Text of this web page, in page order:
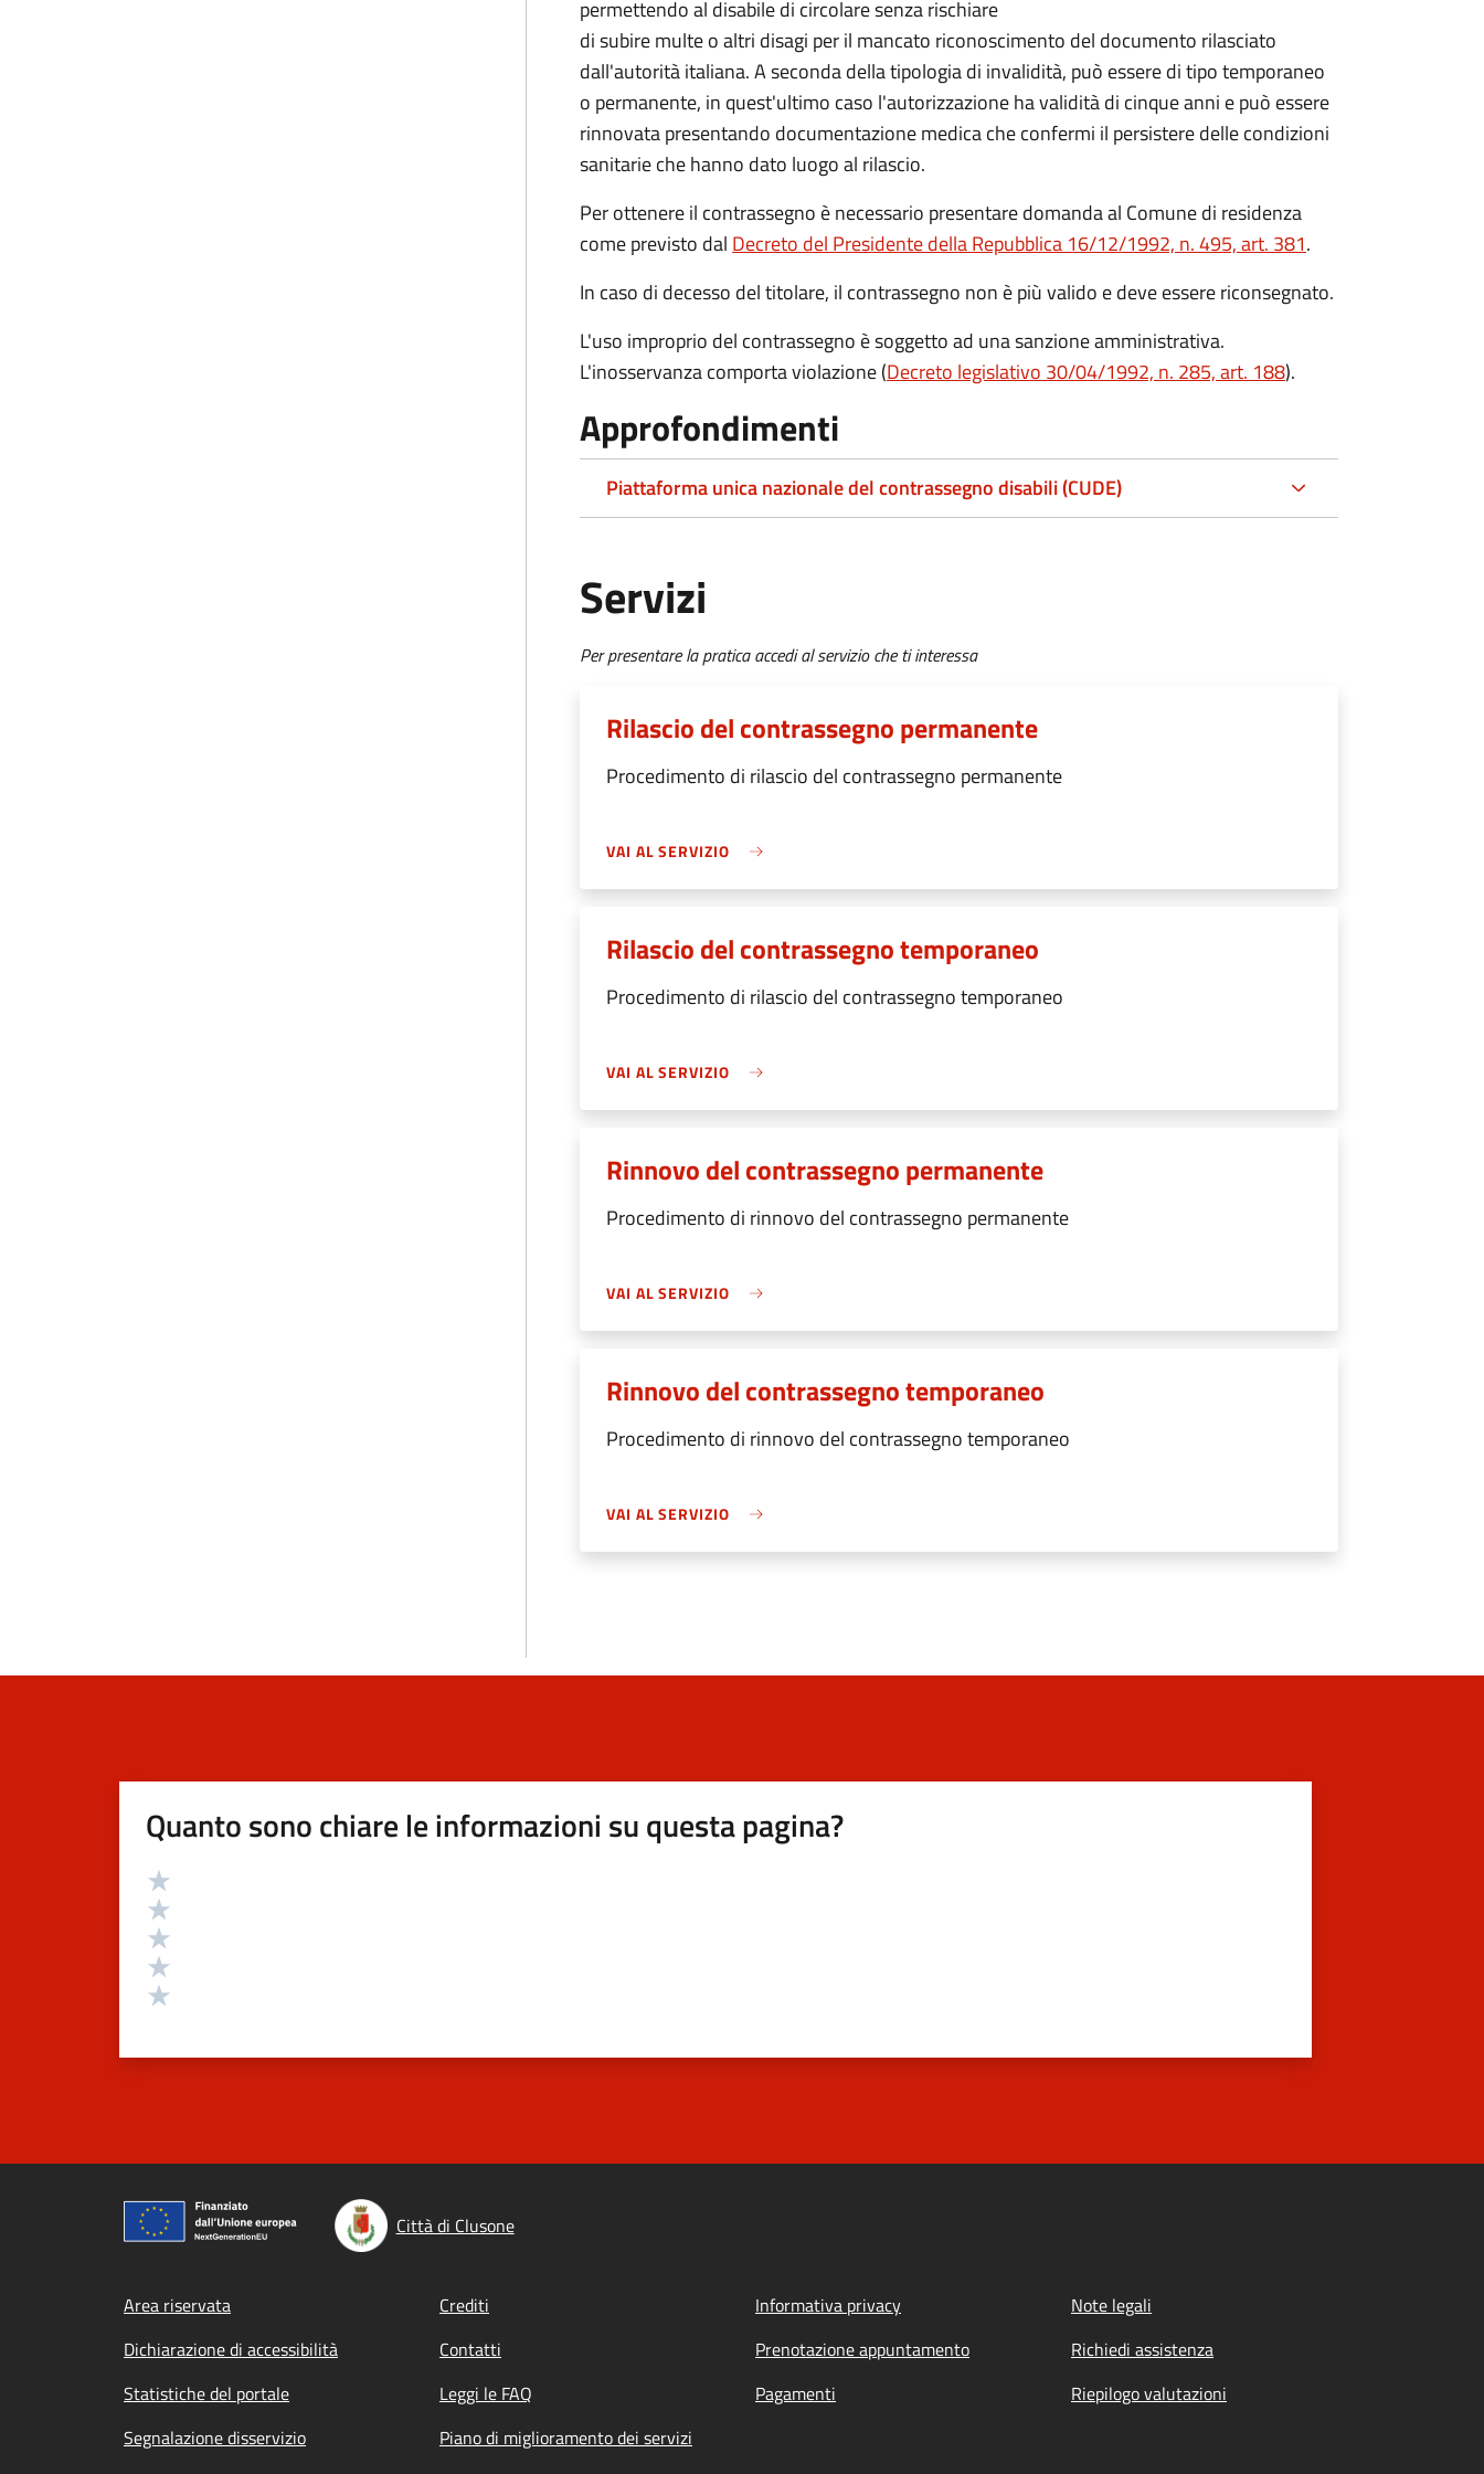
permettendo al disabile di circolare senza rischiare
di subire multe o altri disagi per il mancato riconoscimento del documento rilasciato
dall'autorità italiana. A seconda della tipologia di invalidità, può essere di tipo temporaneo
o permanente, in quest'ultimo caso l'autorizzazione ha validità di cinque anni e può essere
rinnovata presentando documentazione medica che confermi il persistere delle condizioni
sanitarie che hanno dato luogo al rilascio.
Per ottenere il contrassegno è necessario presentare domanda al Comune di residenza
come previsto dal Decreto del Presidente della Repubblica 16/12/1992, n. 495, art. 381.
In caso di decesso del titolare, il contrassegno non è più valido e deve essere riconsegnato.
L'uso improprio del contrassegno è soggetto ad una sanzione amministrativa.
L'inosservanza comporta violazione (Decreto legislativo 30/04/1992, n. 285, art. 188).
Approfondimenti
Piattaforma unica nazionale del contrassegno disabili (CUDE)
Servizi
Per presentare la pratica accedi al servizio che ti interessa
Rilascio del contrassegno permanente
Procedimento di rilascio del contrassegno permanente
VAI AL SERVIZIO
Rilascio del contrassegno temporaneo
Procedimento di rilascio del contrassegno temporaneo
VAI AL SERVIZIO
Rinnovo del contrassegno permanente
Procedimento di rinnovo del contrassegno permanente
VAI AL SERVIZIO
Rinnovo del contrassegno temporaneo
Procedimento di rinnovo del contrassegno temporaneo
VAI AL SERVIZIO
Quanto sono chiare le informazioni su questa pagina?
Valutazione
Città di Clusone
Footer menu
Area riservata Crediti Informativa privacy
Note legali
Dichiarazione di accessibilità
Contatti Prenotazione appuntamento
Richiedi assistenza
Statistiche del portale
Leggi le FAQ Pagamenti
Riepilogo valutazioni
Segnalazione disservizio
Piano di miglioramento dei servizi